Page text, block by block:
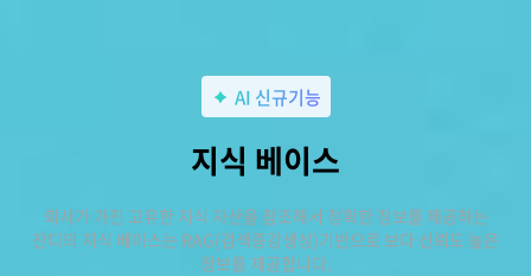
AI 신규기능
지식 베이스
회사가 가진 고유한 지식 자산을 참조해서 정확한 정보를 제공하는
잔디의 지식 베이스는 RAG(검색증강생성)기반으로 보다 신뢰도 높은
정보를 제공합니다.